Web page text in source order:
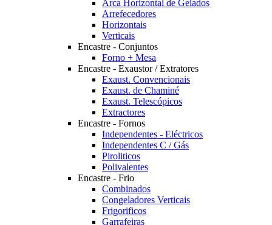
Arca Horizontal de Gelados
Arrefecedores
Horizontais
Verticais
Encastre - Conjuntos
Forno + Mesa
Encastre - Exaustor / Extratores
Exaust. Convencionais
Exaust. de Chaminé
Exaust. Telescópicos
Extractores
Encastre - Fornos
Independentes - Eléctricos
Independentes C / Gás
Piroliticos
Polivalentes
Encastre - Frio
Combinados
Congeladores Verticais
Frigorificos
Garrafeiras